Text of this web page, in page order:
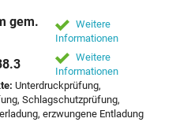
gem.
Weitere
Informationen
Weitere
Informationen
Unterdruckprüfung,
Schlagschutzprüfung,
erzwungene Entladung